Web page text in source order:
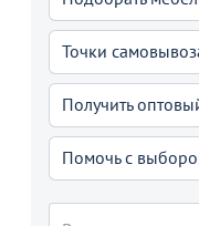
Точки
Получить
Помочь с